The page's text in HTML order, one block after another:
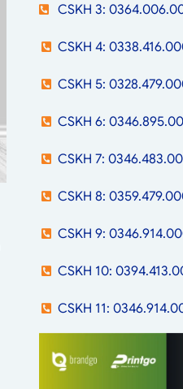
CSKH 3:
CSKH 4:
CSKH 5:
CSKH 6:
CSKH 7:
CSKH 8:
CSKH 9:
CSKH 10:
CSKH 11: